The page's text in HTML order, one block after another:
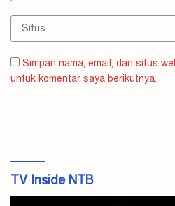
Simpan nama, email, dan situs
untuk komentar saya berikutnya.
TV Inside NTB